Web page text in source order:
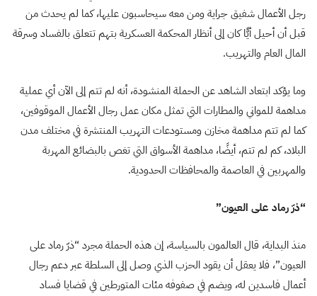
رجل الأعمال شفيق جراية ومن معه سيحاسبون عليها، كما لم يحدث من
قبل أن أحيل أيًّا كان إلى أنظار المحكمة العسكرية بتهم تتعلق بالفساد وسرقة
المال العام والتهريب.
وما يؤكد ابتعاد الشاهد عن الحملة المنشودة، أنه لم تتم إلى الآن أي عملية
مداهمة للمواني والمطارات التي تمثل مكان عمل رجال الأعمال الموقوفين،
كما لم تتم مداهمة مخازن ومستودعات التهريب المنتشرة في مختلف مدن
البلاد، كم لم تتم، أيضًا، مداهمة الأسواق التي تغص بالبضائع المهربة
والمهربين في العاصمة والمحافظات الحدودية.
“ذرّ رماد على العيون”
منذ البداية، قال العالمون بالسياسة، إن هذه الحملة مجرد “ذرّ رماد على
العيون”، فلا يعقل أن يقود الحزب الذي وصل إلى السلطة عبر دعم رجال
أعمال فاسدين له، ويضم في صفوفه مئات المتورطين في قضايا فساد